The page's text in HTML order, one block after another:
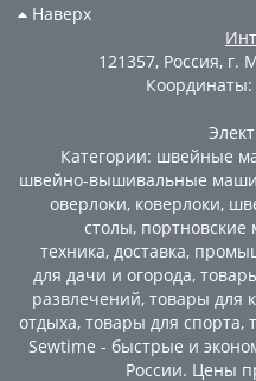
Наверх
121357, Россия, г.
Координаты:
Категории: швейные
швейно-вышивальные
оверлоки, коверлоки,
столы, портновские
техника, доставка,
для дачи и огорода,
развлечений, товары для
отдыха, товары для спорта,
Sewtime - быстрые и
России. Цены